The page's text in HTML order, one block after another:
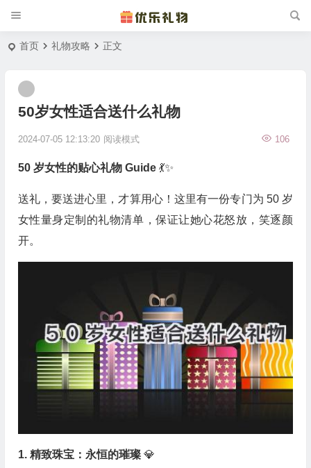
首页 礼物攻略 正文
50岁女性适合送什么礼物
2024-07-05 12:13:20 106
阅读模式
50 岁女性的贴心礼物 Guide 💃✨
送礼，要送进心里，才算用心！这里有一份专门为 50 岁
女性量身定制的礼物清单，保证让她心花怒放，笑逐颜
开。
1. 精致珠宝：永恒的璀璨 💎